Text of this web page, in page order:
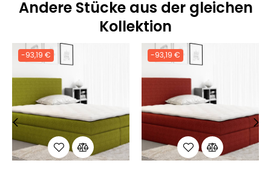
Andere Stücke aus der gleichen
Kollektion
-93,19 € -93,19 €
‹ ›